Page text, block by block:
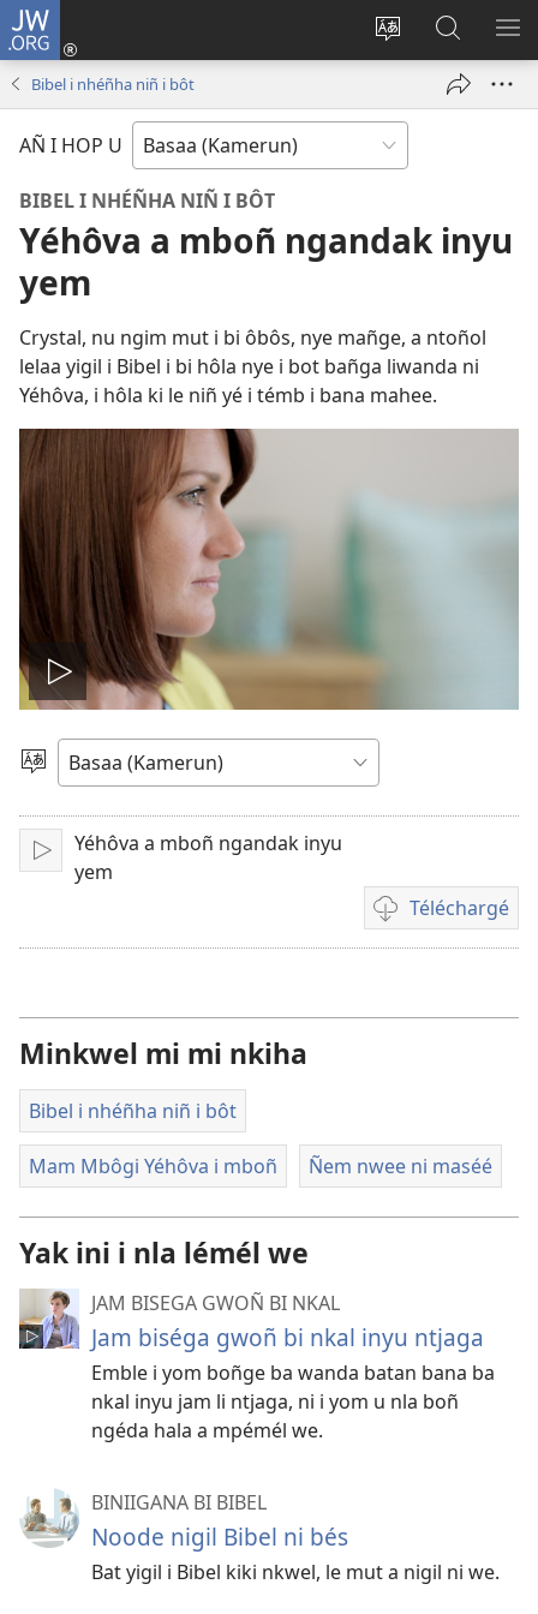
JW.ORG
Héñha
site
Lijubul
(opens
Yéñ
JW.ORG
Bibel i nhéñha niñ i bôt
AÑ I HOP U
BIBEL I NHÉÑHA NIÑ I BÔT
Yéhôva a mboñ ngandak inyu
yem
Crystal, nu ngim mut i bi ôbôs, nye mañge, a ntoñol
lelaa yigil i Bibel i bi hôla nye i bot bañga liwanda ni
Yéhôva, i hôla ki le niñ yé i témb i bana mahee.
Play
video
Pohol
hilémb
Tuk
Yéhôva a mboñ ngandak inyu
yem
Téléchargé
Manjel
inyu
Minkwel mi mi nkiha
Bibel i nhéñha niñ i bôt
Mam Mbôgi Yéhôva i mboñ Ñem nwee ni maséé
Yak ini i nla lémél we
JAM BISEGA GWOÑ BI NKAL
Jam biséga gwoñ bi nkal inyu ntjaga
Emble i yom boñge ba wanda batan bana ba
nkal inyu jam li ntjaga, ni i yom u nla boñ
ngéda hala a mpémél we.
BINIIGANA BI BIBEL
Noode nigil Bibel ni bés
Bat yigil i Bibel kiki nkwel, le mut a nigil ni we.